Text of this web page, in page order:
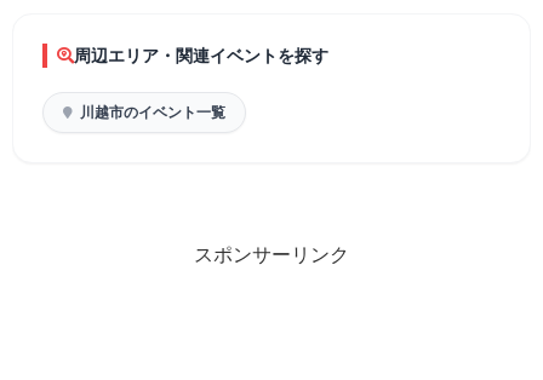
周辺エリア・関連イベントを探す
川越市のイベント一覧
スポンサーリンク